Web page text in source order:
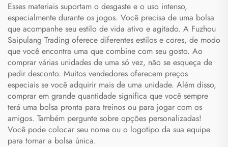
Esses materiais suportam o desgaste e o uso intenso,
especialmente durante os jogos. Você precisa de uma bolsa
que acompanhe seu estilo de vida ativo e agitado. A Fuzhou
Saipulang Trading oferece diferentes estilos e cores, de modo
que você encontra uma que combine com seu gosto. Ao
comprar várias unidades de uma só vez, não se esqueça de
pedir desconto. Muitos vendedores oferecem preços
especiais se você adquirir mais de uma unidade. Além disso,
comprar em grande quantidade significa que você sempre
terá uma bolsa pronta para treinos ou para jogar com os
amigos. Também pergunte sobre opções personalizadas!
Você pode colocar seu nome ou o logotipo da sua equipe
para tornar a bolsa única.